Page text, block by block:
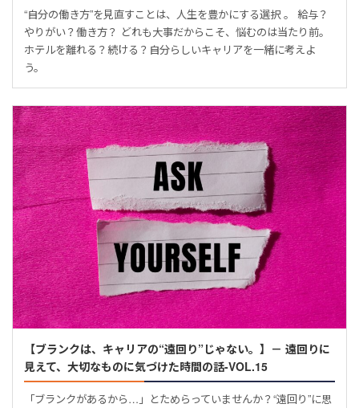
“自分の働き方”を見直すことは、人生を豊かにする選択 。 給与？
やりがい？働き方？ どれも大事だからこそ、悩むのは当たり前。
ホテルを離れる？続ける？自分らしいキャリアを一緒に考えよ
う。
【ブランクは、キャリアの“遠回り”じゃない。】－ 遠回りに
見えて、大切なものに気づけた時間の話-VOL.15
「ブランクがあるから…」とためらっていませんか？“遠回り”に思